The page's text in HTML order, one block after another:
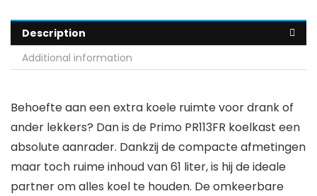
Description
Additional information
Behoefte aan een extra koele ruimte voor drank of
ander lekkers? Dan is de Primo PR113FR koelkast een
absolute aanrader. Dankzij de compacte afmetingen
maar toch ruime inhoud van 61 liter, is hij de ideale
partner om alles koel te houden. De omkeerbare